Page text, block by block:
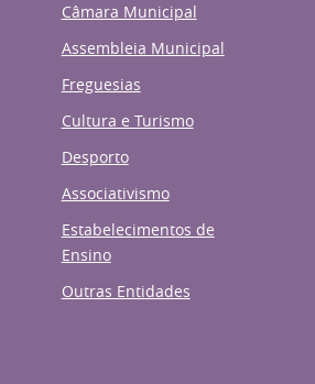
Câmara Municipal
Assembleia Municipal
Freguesias
Cultura e Turismo
Desporto
Associativismo
Estabelecimentos de
Ensino
Outras Entidades